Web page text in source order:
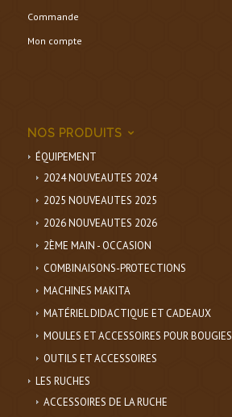
Commande
Mon compte
NOS PRODUITS
ÉQUIPEMENT
2024 NOUVEAUTES 2024
2025 NOUVEAUTES 2025
2026 NOUVEAUTES 2026
2ÈME MAIN - OCCASION
COMBINAISONS-PROTECTIONS
MACHINES MAKITA
MATÉRIEL DIDACTIQUE ET CADEAUX
MOULES ET ACCESSOIRES POUR BOUGIES
OUTILS ET ACCESSOIRES
LES RUCHES
ACCESSOIRES DE LA RUCHE